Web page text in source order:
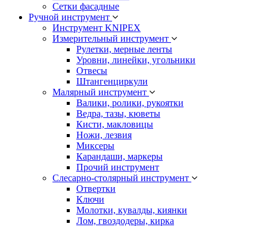
Сетки фасадные
Ручной инструмент
Инструмент KNIPEX
Измерительный инструмент
Рулетки, мерные ленты
Уровни, линейки, угольники
Отвесы
Штангенциркули
Малярный инструмент
Валики, ролики, рукоятки
Ведра, тазы, кюветы
Кисти, макловицы
Ножи, лезвия
Миксеры
Карандаши, маркеры
Прочий инструмент
Слесарно-столярный инструмент
Отвертки
Ключи
Молотки, кувалды, киянки
Лом, гвоздодеры, кирка